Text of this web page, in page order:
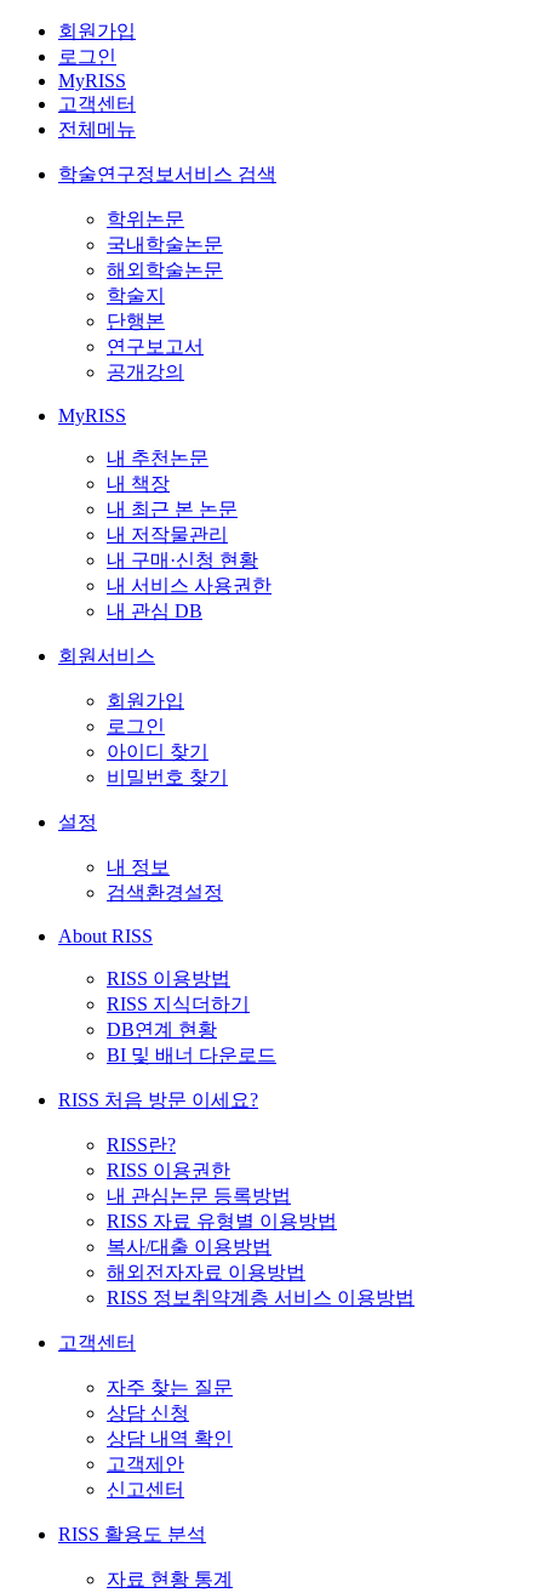
회원가입
로그인
MyRISS
고객센터
전체메뉴
학술연구정보서비스 검색
학위논문
국내학술논문
해외학술논문
학술지
단행본
연구보고서
공개강의
MyRISS
내 추천논문
내 책장
내 최근 본 논문
내 저작물관리
내 구매·신청 현황
내 서비스 사용권한
내 관심 DB
회원서비스
회원가입
로그인
아이디 찾기
비밀번호 찾기
설정
내 정보
검색환경설정
About RISS
RISS 이용방법
RISS 지식더하기
DB연계 현황
BI 및 배너 다운로드
RISS 처음 방문 이세요?
RISS란?
RISS 이용권한
내 관심논문 등록방법
RISS 자료 유형별 이용방법
복사/대출 이용방법
해외전자자료 이용방법
RISS 정보취약계층 서비스 이용방법
고객센터
자주 찾는 질문
상담 신청
상담 내역 확인
고객제안
신고센터
RISS 활용도 분석
자료 현황 통계